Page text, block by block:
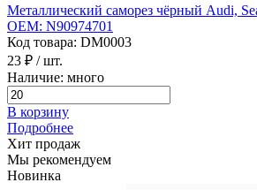
Металлический саморез чёрный Audi,
ОЕМ: N90974701
Код товара: DM0003
23 ₽ / шт.
Наличие: много
В корзину
Подробнее
Хит продаж
Мы рекомендуем
Новинка